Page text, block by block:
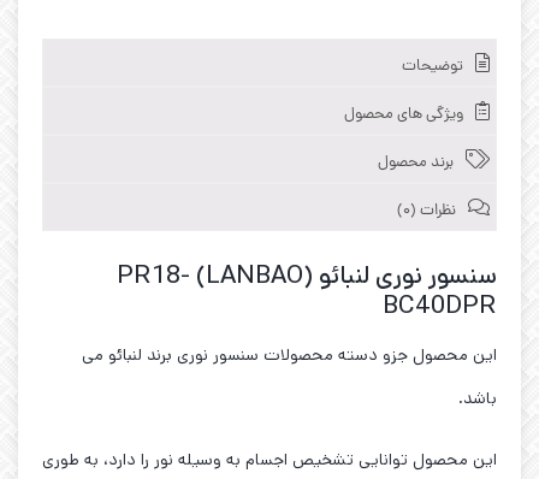
توضیحات
ویژگی های محصول
برند محصول
نظرات (0)
سنسور نوری لنبائو (LANBAO) PR18-
BC40DPR
این محصول جزو دسته محصولات سنسور نوری برند لنبائو می
باشد.
این محصول توانایی تشخیص اجسام به وسیله نور را دارد، به طوری